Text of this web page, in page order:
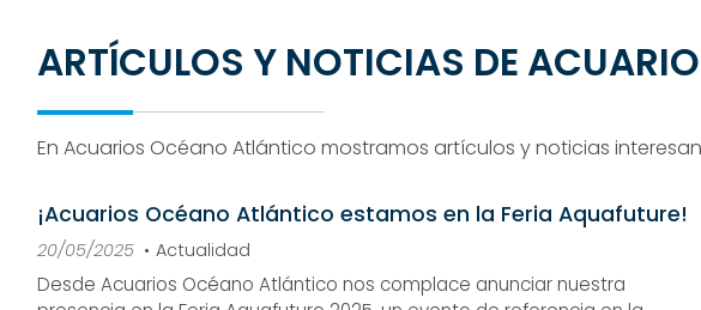
ARTÍCULOS Y NOTICIAS DE
En Acuarios Océano Atlántico mostramos artículos y noticias
¡Acuarios Océano Atlántico estamos en la Feria Aquafuture!
20/05/2025 Actualidad
Desde Acuarios Océano Atlántico nos complace anunciar nuestra